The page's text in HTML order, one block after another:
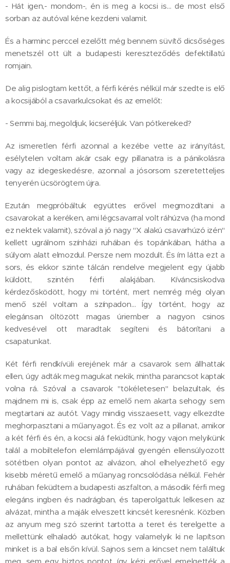
- Hát igen,- mondom-, én is meg a kocsi is… de most első
sorban az autóval kéne kezdeni valamit.
És a harminc perccel ezelőtt még bennem süvítő dicsőséges
menetszél ott ült a budapesti kereszteződés defektillatú
romjain.
De alig pislogtam kettőt, a férfi kérés nélkül már szedte is elő
a kocsijából a csavarkulcsokat és az emelőt:
- Semmi baj, megoldjuk, kicseréljük. Van pótkereked?
Az ismeretlen férfi azonnal a kezébe vette az irányítást,
esélytelen voltam akár csak egy pillanatra is a pánikolásra
vagy az idegeskedésre, azonnal a jósorsom szeretetteljes
tenyerén ücsörögtem újra.
Ezután megpróbáltuk együttes erővel megmozdítani a
csavarokat a keréken, ami légcsavarral volt ráhúzva (ha mond
ez nektek valamit), szóval a jó nagy "X alakú csavarhúzó izén"
kellett ugrálnom színházi ruhában és topánkában, hátha a
súlyom alatt elmozdul. Persze nem mozdult. És ím látta ezt a
sors, és ekkor szinte tálcán rendelve megjelent egy újabb
küldött, szintén férfi alakjában. Kíváncsiskodva
kérdezősködött, hogy mi történt, mert nemrég még olyan
menő szél voltam a színpadon… Így történt, hogy az
elegánsan öltözött magas úriember a nagyon csinos
kedvesével ott maradtak segíteni és bátorítani a
csapatunkat.
Két férfi rendkívüli erejének már a csavarok sem állhattak
ellen, úgy adták meg magukat nekik, mintha parancsot kaptak
volna rá. Szóval a csavarok "tökéletesen" belazultak, és
majdnem mi is, csak épp az emelő nem akarta sehogy sem
megtartani az autót. Vagy mindig visszaesett, vagy elkezdte
meghorpasztani a műanyagot. És ez volt az a pillanat, amikor
a két férfi és én, a kocsi alá feküdtünk, hogy vajon melyikünk
talál a mobiltelefon elemlámpájával gyengén ellensúlyozott
sötétben olyan pontot az alvázon, ahol elhelyezhető egy
kisebb méretű emelő a műanyag roncsolódása nélkül. Fehér
ruhában feküdtem a budapesti aszfalton, a második férfi meg
elegáns ingben és nadrágban, és taperolgattuk lelkesen az
alvázat, mintha a maják elveszett kincsét keresnénk. Közben
az anyum meg szó szerint tartotta a teret és terelgette a
mellettünk elhaladó autókat, hogy valamelyik ki ne lapítson
minket is a bal elsőn kívül. Sajnos sem a kincset nem találtuk